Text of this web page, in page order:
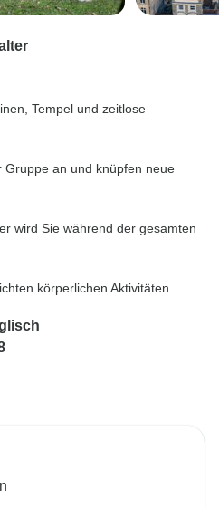
Tempel und zeitlose
Gruppe an und knüpfen neue
wird Sie während der gesamten
körperlichen Aktivitäten